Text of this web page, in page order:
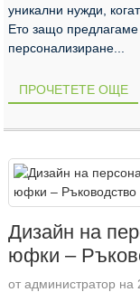
уникални нужди,
Ето защо
персонализиране...
ПРОЧЕТЕТЕ ОЩЕ
Дизайн на
юфки –
от администратор на